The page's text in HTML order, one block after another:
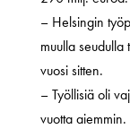
– Helsingin
muulla
vuosi sitten.
– Työllisiä oli
vuotta aiemmin.